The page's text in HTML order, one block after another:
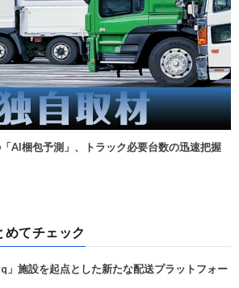
「AI梱包予測」、トラック必要台数の迅速把握
めてチェック
施設を起点とした新たな配送プラットフォー